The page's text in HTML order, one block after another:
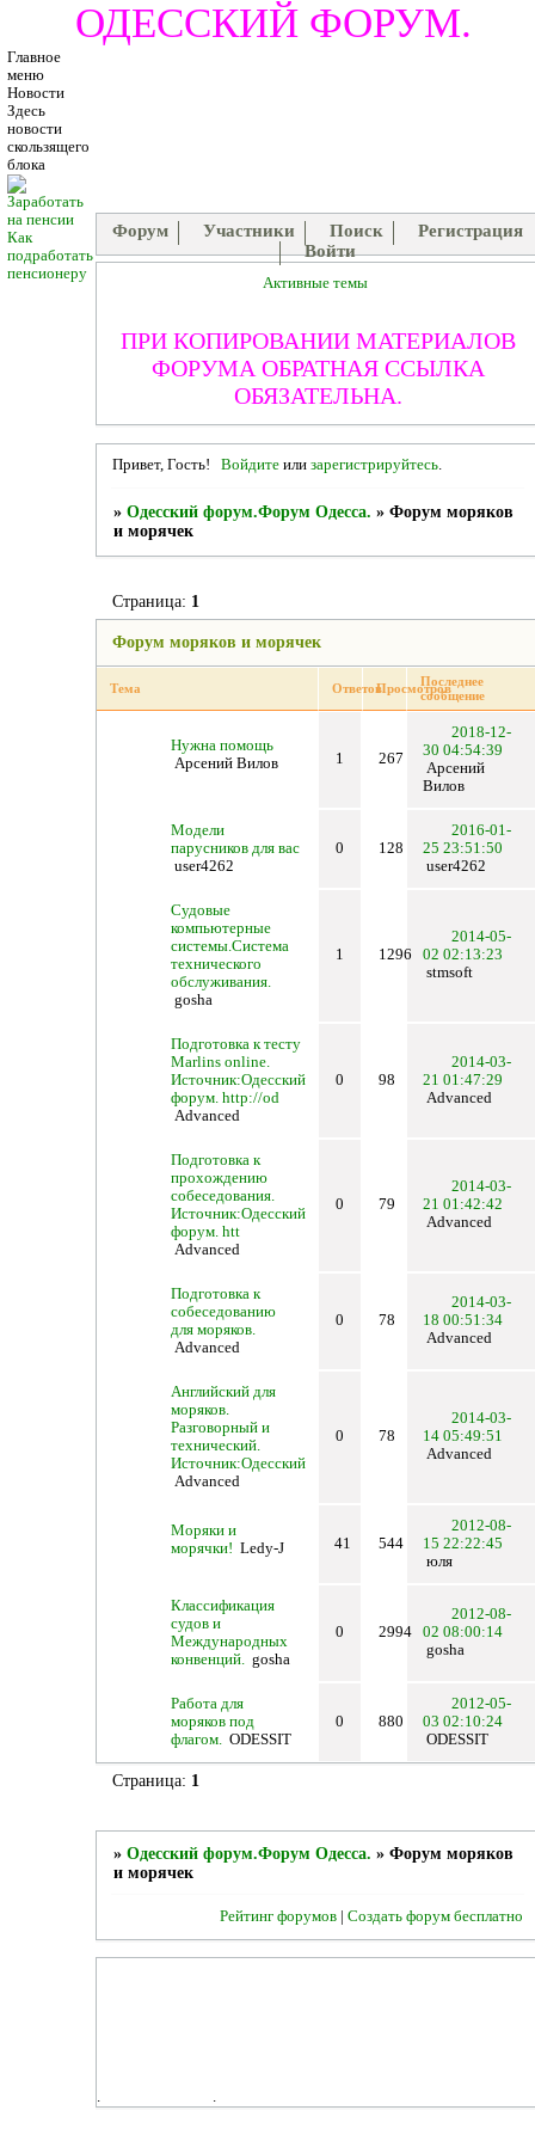
ОДЕССКИЙ ФОРУМ.
Главное
меню
Новости
Здесь
новости
скользящего
блока
Как
подработать
пенсионеру
Форум Участники Поиск
Регистрация
Войти
Активные темы
ПРИ КОПИРОВАНИИ МАТЕРИАЛОВ
ФОРУМА ОБРАТНАЯ ССЫЛКА
ОБЯЗАТЕЛЬНА.
Привет, Гость! Войдитеили зарегистрируйтесь.
» Одесский форум.Форум Одесса. » Форум моряков
и морячек
Форум моряков и морячек
Страница: 1
Тема ОтветовПросмотровПоследнее
сообщение
Нужна помощь
Арсений Вилов
1 267
2018-12-
30 04:54:39
Арсений
Вилов
Модели
парусников для вас
user4262
0 128
2016-01-
25 23:51:50
user4262
Судовые
компьютерные
системы.Система
технического
обслуживания.
gosha
1 1296
2014-05-
02 02:13:23
stmsoft
Подготовка к тесту
Marlins online.
Источник:Одесский
форум. http://od
Advanced
0 98
2014-03-
21 01:47:29
Advanced
Подготовка к
прохождению
собеседования.
Источник:Одесский
форум. htt
Advanced
0 79
2014-03-
21 01:42:42
Advanced
Подготовка к
собеседованию
для моряков.
Advanced
0 78
2014-03-
18 00:51:34
Advanced
Английский для
моряков.
Разговорный и
технический.
Источник:Одесский
Advanced
0 78
2014-03-
14 05:49:51
Advanced
Моряки и
морячки! Ledy-J 41 544
2012-08-
15 22:22:45
юля
Классификация
судов и
Международных
конвенций. gosha
0 2994
2012-08-
02 08:00:14
gosha
Работа для
моряков под
флагом. ODESSIT
0 880
2012-05-
03 02:10:24
ODESSIT
Страница: 1
» Одесский форум.Форум Одесса. » Форум моряков
и морячек
Рейтинг форумов |Создать форум бесплатно
. .